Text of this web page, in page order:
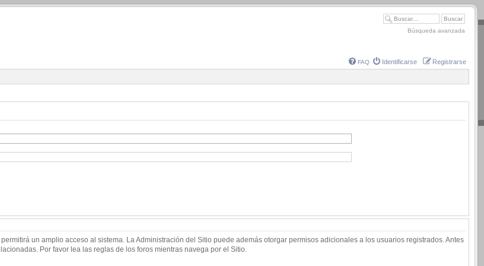
Búsqueda avanzada
FAQ Identificarse Registrarse
un amplio acceso al sistema. La Administración del Sitio puede además otorgar permisos adicionales a los usuarios registrados. Antes
Por favor lea las reglas de los foros mientras navega por el Sitio.